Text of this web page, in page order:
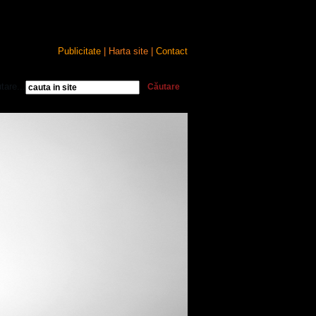
Publicitate | Harta site | Contact